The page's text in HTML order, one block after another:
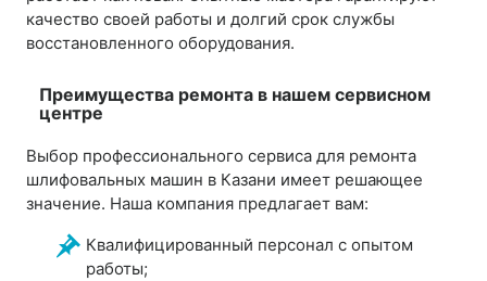
качество своей работы и долгий срок службы
восстановленного оборудования.
Преимущества ремонта в нашем сервисном
центре
Выбор профессионального сервиса для ремонта
шлифовальных машин в Казани имеет решающее
значение. Наша компания предлагает вам:
Квалифицированный персонал с опытом
работы;